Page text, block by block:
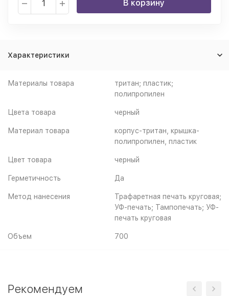
В корзину
Характеристики
Материалы товара
тритан; пластик;
полипропилен
Цвета товара черный
Материал товара
корпус-тритан, крышка-
полипропилен, пластик
Цвет товара черный
Герметичность Да
Метод нанесения
Трафаретная печать круговая;
УФ-печать; Тампопечать; УФ-
печать круговая
Объем 700
Рекомендуем